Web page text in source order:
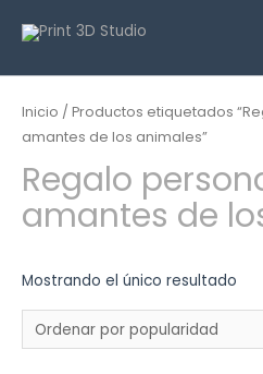
Inicio / Productos etiquetados
amantes de los animales”
Regalo
amantes de
Mostrando el único resultado